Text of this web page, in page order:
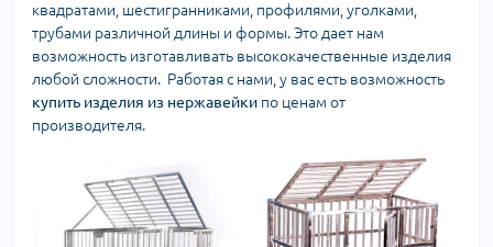
квадратами, шестигранниками, профилями, уголками,
трубами различной длины и формы. Это дает нам
возможность изготавливать высококачественные изделия
любой сложности. Работая с нами, у вас есть возможность
купить изделия из нержавейки по ценам от
производителя.